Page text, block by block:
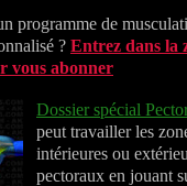
programme de
? Entrez dans la
vous abonner
Dossier spécial
peut travailler les
intérieures ou
pectoraux en jouant